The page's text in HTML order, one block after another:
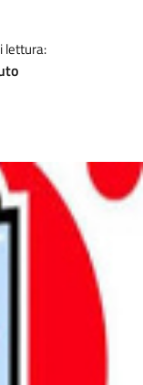
lettura: